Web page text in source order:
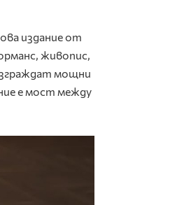
издание от
живопис,
мощни
е мост между